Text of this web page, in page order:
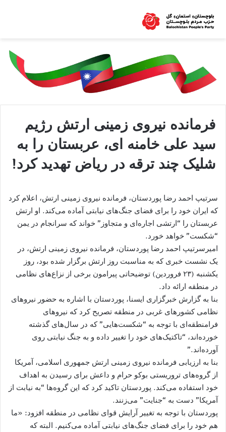
فرمانده نیروی زمینی ارتش رژیم
سید علی خامنه ای، عربستان را به
شلیک چند ترقه در ریاض تهدید کرد!
سرتیپ احمد رضا پوردستان، فرمانده نیروی زمینی ارتش، اعلام کرد
که ایران خود را برای فضای جنگ‌های نیابتی آماده می‌کند. او ارتش
عربستان را “ارتشی اجاره‌ای و متجاوز” خواند که سرانجام در یمن
“شکست” خواهد خورد.
امیرسرتیپ احمد رضا پوردستان، فرمانده نیروی زمینی ارتش، در
یک نشست خبری که به مناسبت روز ارتش برگزار شده بود، روز
یکشنبه (۲۳ فروردین) توضیحاتی پیرامون برخی از نزاع‌های نظامی
در منطقه ارائه داد.
بنا به گزارش خبرگزاری ایسنا، پوردستان با اشاره به حضور نیروهای
نظامی کشورهای غربی در منطقه تصریح کرد که نیروهای
فرامنطقه‌ای با توجه به “شکست‌هایی” که در سال‌های گذشته
خورده‌اند، “تاکتیک‌های خود را تغییر داده و به جنگ نیابتی روی
آورده‌اند.”
بنا به ارزیابی فرمانده نیروی زمینی ارتش جمهوری اسلامی، آمریکا
از گروه‌های تروریستی بوکو حرام و داعش برای رسیدن به اهداف
خود استفاده می‌کند. پوردستان تاکید کرد که این گروه‌ها “به نیابت از
آمریکا” دست به “جنایت” می‌زنند.
پوردستان با توجه به تغییر آرایش قوای نظامی در منطقه افزود: «ما
هم خود را برای فضای جنگ‌های نیابتی آماده می‌کنیم. البته که